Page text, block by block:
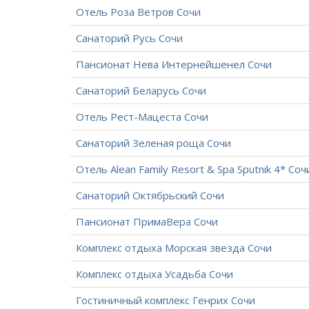
Отель Роза Ветров Сочи
Санаторий Русь Сочи
Пансионат Нева Интернейшенел Сочи
Санаторий Беларусь Сочи
Отель Рест-Мацеста Сочи
Санаторий Зеленая роща Сочи
Отель Alean Family Resort & Spa Sputnik 4*
Санаторий Октябрьский Сочи
Пансионат ПримаВера Сочи
Комплекс отдыха Морская звезда Сочи
Комплекс отдыха Усадьба Сочи
Гостиничный комплекс Генрих Сочи